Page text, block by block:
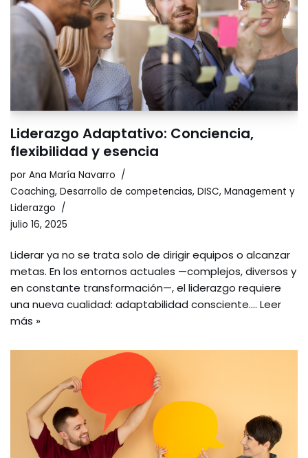
Liderazgo Adaptativo: Conciencia,
flexibilidad y esencia
por Ana María Navarro
Coaching, Desarrollo de competencias, DISC, Management y
Liderazgo
julio 16, 2025
Liderar ya no se trata solo de dirigir equipos o alcanzar
metas. En los entornos actuales —complejos, diversos y
en constante transformación—, el liderazgo requiere
una nueva cualidad: adaptabilidad consciente.… Leer
más »